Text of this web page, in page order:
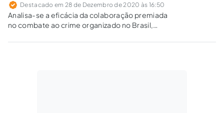
Destacado em 28 de Dezembro de 2020 às 16:50
Analisa-se a eficácia da colaboração premiada
no combate ao crime organizado no Brasil,
Organizações Criminosas (Lei nº.12.850/2013).